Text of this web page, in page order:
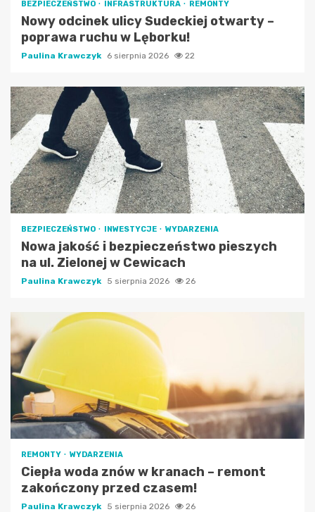
BEZPIECZEŃSTWO INFRASTRUKTURA REMONTY
Nowy odcinek ulicy Sudeckiej otwarty –
poprawa ruchu w Lęborku!
Paulina Krawczyk 6 sierpnia 2026 22
BEZPIECZEŃSTWO INWESTYCJE WYDARZENIA
Nowa jakość i bezpieczeństwo pieszych
na ul. Zielonej w Cewicach
Paulina Krawczyk 5 sierpnia 2026 26
REMONTY WYDARZENIA
Ciepła woda znów w kranach – remont
zakończony przed czasem!
Paulina Krawczyk 5 sierpnia 2026 26